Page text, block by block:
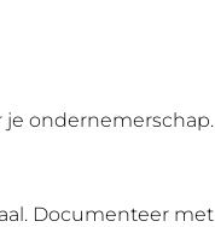
je ondernemerschap.
Documenteer met